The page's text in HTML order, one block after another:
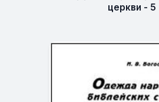
церкви - 5